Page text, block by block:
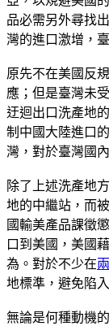
品必需另外尋找
灣的進口激增，
原先不在美國反
應；但是臺灣未
迂迴出口洗產地
制中國大陸進口
灣，對於臺灣國
除了上述洗產地
地的中繼站，而
國輸美產品課徵
口到美國，美國
為。對於不少在
地標準，避免陷
無論是何種動機